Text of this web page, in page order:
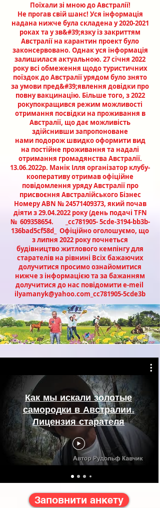
Поїхали зі мною до Австралії!
Не прогав свій шанс! Уся інформація
надана нижче була складена у2020-2021
роках та у зв&#39;язку із закриттям
Австралії на карантин проект було
законсервовано. Однак уся інформація
залишилася актуальною. 27 січня 2022
року всі обмеження щодо туристичних
поїздок до Австралії урядом було знято
за умови пред&#39;явлення довідки про
повну вакцинацію. Більше того, з 2022
рокупокращився режим можливості
отримання посвідки на проживання в
Австралії, що дає можливість
здійснивши запропоноване
нами подорож швидко оформити вид
на постійне проживання та надалі
отримання громадянства Австралії.
13.06.2022р. Манік Ілля організатор клубу-
кооперативу отримав офіційне
повідомлення уряду Австралії про
присвоєння Австралійського Бізнес
Номеру ABN №24571409373, який почав
діяти з29.04.2022року (день подачі ТFN
№ 609358654. _cc781905- 5cde-3194-bb3b-
136bad5cf58d_ Офіційно оголошуємо, що
з липня 2022 року почнеться
будівництво житлового кемпінгу для
старателів на рівнині Всіх бажаючих
долучитися просимо ознайомитися
нижче з інформацією та за бажанням
долучитися до нас повідомити e-meil
ilyamanyk@yahoo.com _cc781905-5cde3b
Как мы искали золотые
самородки в Австралии.
Лицензия старателя
Заповнити анкету